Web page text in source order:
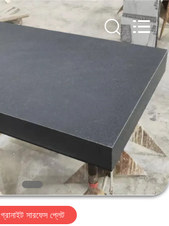
গ্রানাইট সারফেস প্লেট